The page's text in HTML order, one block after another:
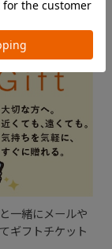
一緒にメールや
ギフトチケット